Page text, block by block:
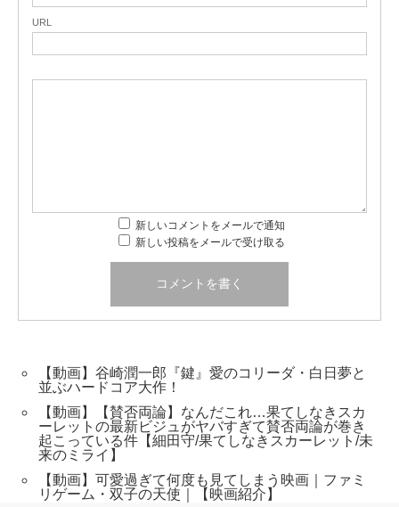
URL
新しいコメントをメールで通知
新しい投稿をメールで受け取る
【動画】谷崎潤一郎『鍵』愛のコリーダ・白日夢と
並ぶハードコア大作！
【動画】【賛否両論】なんだこれ…果てしなきスカ
ーレットの最新ビジュがヤバすぎて賛否両論が巻き
起こっている件【細田守/果てしなきスカーレット/未
来のミライ】
【動画】可愛過ぎて何度も見てしまう映画｜ファミ
リゲーム・双子の天使｜【映画紹介】